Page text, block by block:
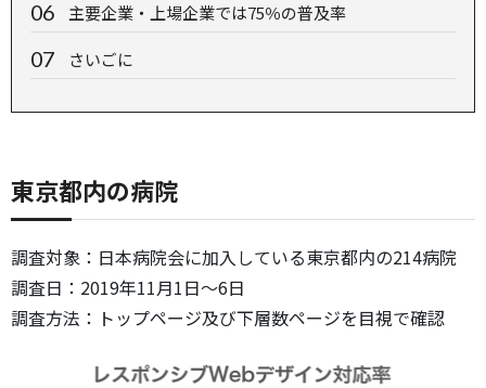
主要企業・上場企業では75％の普及率
さいごに
東京都内の病院
調査対象：日本病院会に加入している東京都内の214病院
調査日：2019年11月1日～6日
調査方法：トップページ及び下層数ページを目視で確認